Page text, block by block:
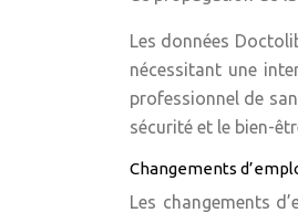
Les données
nécessitant une
professionnel de
sécurité et le bien-
Changements
Les changements